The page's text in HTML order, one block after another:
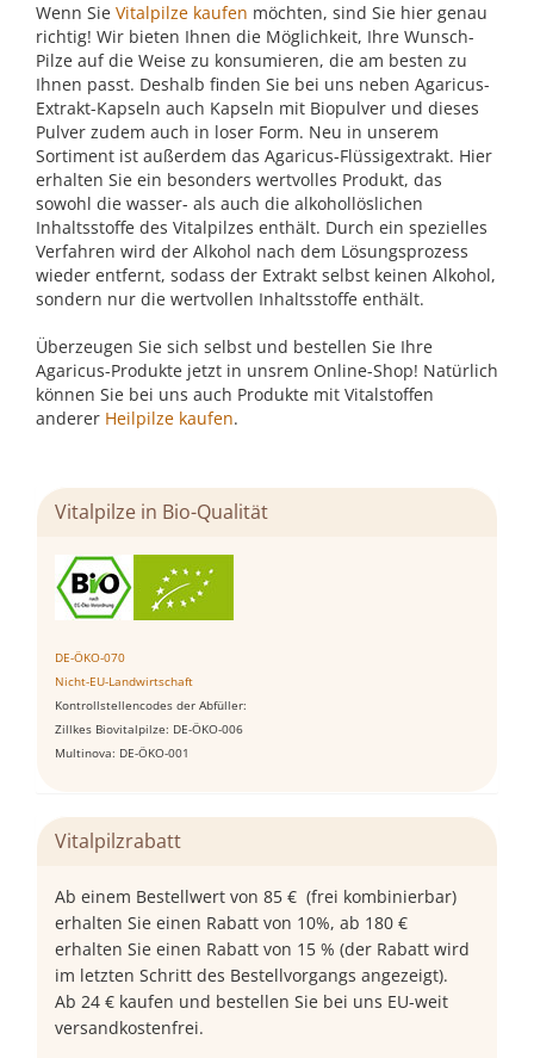
Wenn Sie Vitalpilze kaufen möchten, sind Sie hier genau
richtig! Wir bieten Ihnen die Möglichkeit, Ihre Wunsch-
Pilze auf die Weise zu konsumieren, die am besten zu
Ihnen passt. Deshalb finden Sie bei uns neben Agaricus-
Extrakt-Kapseln auch Kapseln mit Biopulver und dieses
Pulver zudem auch in loser Form. Neu in unserem
Sortiment ist außerdem das Agaricus-Flüssigextrakt. Hier
erhalten Sie ein besonders wertvolles Produkt, das
sowohl die wasser- als auch die alkohollöslichen
Inhaltsstoffe des Vitalpilzes enthält. Durch ein spezielles
Verfahren wird der Alkohol nach dem Lösungsprozess
wieder entfernt, sodass der Extrakt selbst keinen Alkohol,
sondern nur die wertvollen Inhaltsstoffe enthält.
Überzeugen Sie sich selbst und bestellen Sie Ihre
Agaricus-Produkte jetzt in unsrem Online-Shop! Natürlich
können Sie bei uns auch Produkte mit Vitalstoffen
anderer Heilpilze kaufen.
Vitalpilze in Bio-Qualität
DE-ÖKO-070
Nicht-EU-Landwirtschaft
Kontrollstellencodes der Abfüller:
Zillkes Biovitalpilze: DE-ÖKO-006
Multinova: DE-ÖKO-001
Vitalpilzrabatt
Ab einem Bestellwert von 85 € (frei kombinierbar)
erhalten Sie einen Rabatt von 10%, ab 180 €
erhalten Sie einen Rabatt von 15 % (der Rabatt wird
im letzten Schritt des Bestellvorgangs angezeigt).
Ab 24 € kaufen und bestellen Sie bei uns EU-weit
versandkostenfrei.